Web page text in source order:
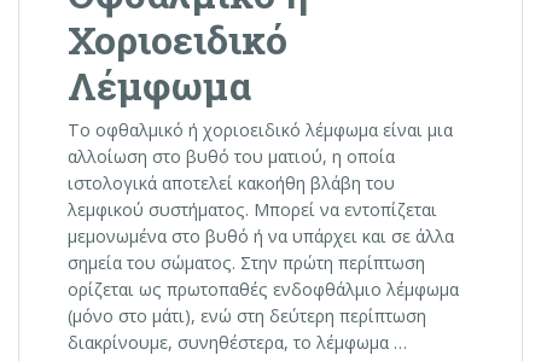
Χοριοειδικό
Λέμφωμα
Το οφθαλμικό ή χοριοειδικό λέμφωμα είναι μια
αλλοίωση στο βυθό του ματιού, η οποία
ιστολογικά αποτελεί κακοήθη βλάβη του
λεμφικού συστήματος. Μπορεί να εντοπίζεται
μεμονωμένα στο βυθό ή να υπάρχει και σε άλλα
σημεία του σώματος. Στην πρώτη περίπτωση
ορίζεται ως πρωτοπαθές ενδοφθάλμιο λέμφωμα
(μόνο στο μάτι), ενώ στη δεύτερη περίπτωση
διακρίνουμε, συνηθέστερα, το λέμφωμα …